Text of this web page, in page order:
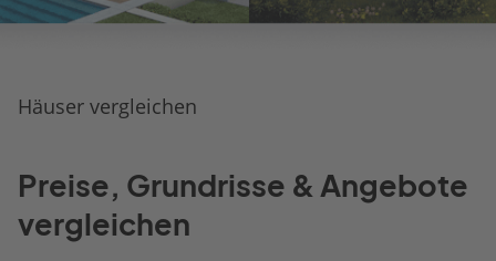
Häuser vergleichen
Preise, Grundrisse & Angebote
vergleichen